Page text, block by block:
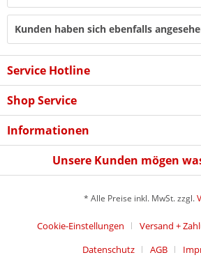
Kunden haben sich ebenfalls
Service Hotline
Shop Service
Informationen
Unsere Kunden mögen
* Alle Preise inkl. MwSt. zzgl.
Cookie-Einstellungen Versand +
Datenschutz
AGB